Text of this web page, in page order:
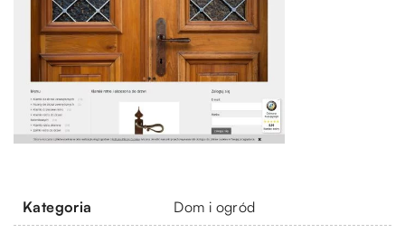
Kategoria Dom i ogród